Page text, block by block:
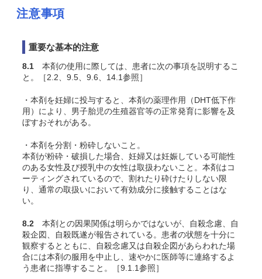
注意事項
重要な基本的注意
8.1 本剤の使用に際しては、患者に次の事項を説明するこ
と。［2.2、9.5、9.6、14.1参照］
・本剤を妊婦に投与すると、本剤の薬理作用（DHT低下作
用）により、男子胎児の生殖器官等の正常発育に影響を及
ぼすおそれがある。
・本剤を分割・粉砕しないこと。
本剤が粉砕・破損した場合、妊婦又は妊娠している可能性
のある女性及び授乳中の女性は取扱わないこと。本剤はコ
ーティングされているので、割れたり砕けたりしない限
り、通常の取扱いにおいて有効成分に接触することはな
い。
8.2 本剤との因果関係は明らかではないが、自殺念慮、自
殺企図、自殺既遂が報告されている。患者の状態を十分に
観察するとともに、自殺念慮又は自殺企図があらわれた場
合には本剤の服用を中止し、速やかに医師等に連絡するよ
う患者に指導すること。［9.1.1参照］